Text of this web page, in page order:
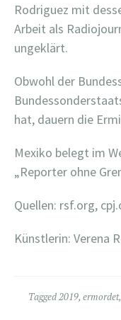
Rodriguez mit
Arbeit als
ungeklärt.
Obwohl der
hat, dauern die
Mexiko belegt im
„Reporter ohne
Quellen: rsf.org,
Künstlerin: Verena
Tagged2019, ermordet,